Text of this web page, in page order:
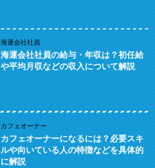
海運会社社員
海運会社社員の給与・年収は？初任給
や平均月収などの収入について解説
カフェオーナー
カフェオーナーになるには？必要スキ
ルや向いている人の特徴などを具体的
に解説